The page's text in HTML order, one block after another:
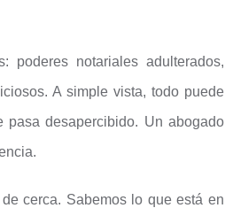
poderes notariales adulterados,
A simple vista, todo puede
desapercibido. Un abogado
cerca. Sabemos lo que está en